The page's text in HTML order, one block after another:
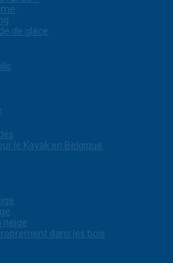
de glace
le Kayak en Belgique
neige
dans les bois